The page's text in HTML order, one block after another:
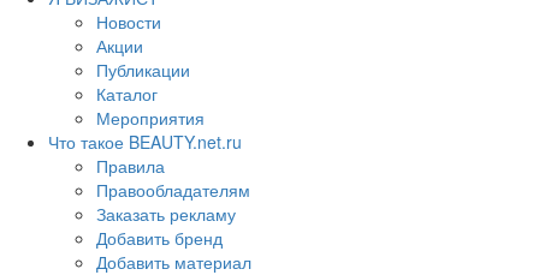
Новости
Акции
Публикации
Каталог
Мероприятия
Что такое BEAUTY.net.ru
Правила
Правообладателям
Заказать рекламу
Добавить бренд
Добавить материал